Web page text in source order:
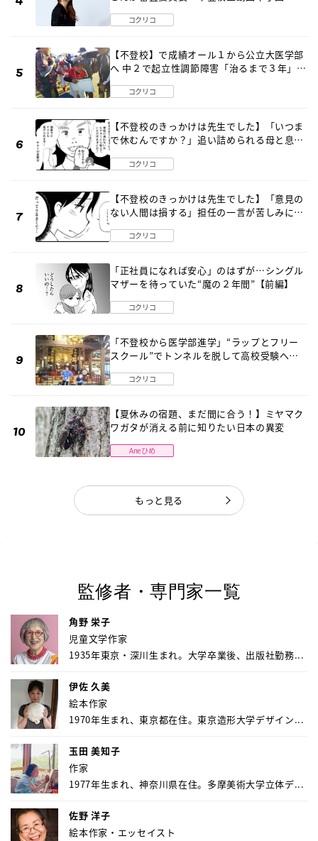
コクリコ
【不登校】で成績オール１から公立大医学部
へ 中２で起立性調節障害「治るまで３年」の
コクリコ
【不登校のきっかけは先生でした】「いつま
で休むんですか？」追い詰められる母と息子
コクリコ
【不登校のきっかけは先生でした】「意見の
ない人間は損する」担任の一言が苦しみに…
コクリコ
「正社員になれば安心」のはずが…シングル
マザーを待っていた“魔の２年間”【前編】
コクリコ
「不登校から医学部進学」“ラップとフリー
スクール”でトンネルを脱して高校受験へ
コクリコ
【夏休みの宿題、まだ間に合う！】ミヤマク
ワガタが消える前に知りたい日本の異変
Aneひめ
もっと見る
監修者・専門家一覧
角野 栄子
児童文学作家
1935年東京・深川生まれ。大学卒業後、出版社勤務...
伊佐 久美
絵本作家
1970年生まれ、東京都在住。東京造形大学デザイン...
玉田 美知子
作家
1977年生まれ、神奈川県在住。多摩美術大学立体デ...
佐野 洋子
絵本作家・エッセイスト